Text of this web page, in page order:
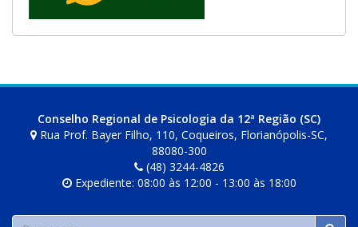
Conselho Regional de Psicologia da 12ª Região (SC)
Rua Prof. Bayer Filho, 110, Coqueiros, Florianópolis-SC,
88080-300
(48) 3244-4826
Expediente: 08:00 às 12:00 - 13:00 às 18:00
Buscar